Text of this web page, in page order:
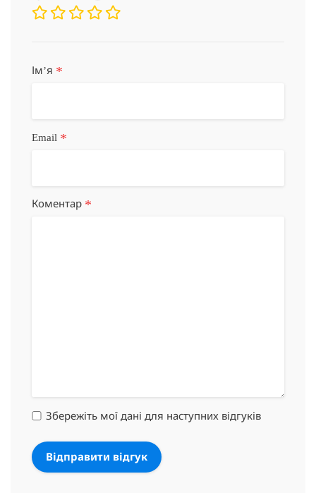
Імʼя *
Email *
Коментар *
Збережіть мої дані для наступних відгуків